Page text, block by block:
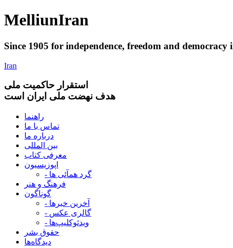
MelliunIran
Since 1905 for independence, freedom and democracy
Iran
استقرار حاکميت ملی
هدف نهضت ملی ایران است
راهنما
تماس با ما
درباره ما
بین المللی
معرفی کتاب
اپوزیسیون
- گرد همآئی ها
فرهنگ و هنر
گوناگون
- آخرین خبرها
- گالری عکس
- ویدئوکلیپ‌ها
حقوق بشر
دیدگاه‌ها